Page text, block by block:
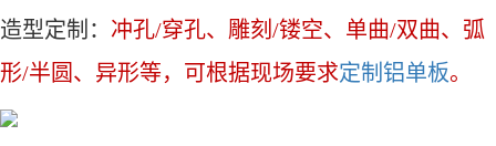
造型定制： 冲孔/穿孔、雕刻/镂空、单曲/双曲、弧
形/半圆、异形等，可根据现场要求定制铝单板。